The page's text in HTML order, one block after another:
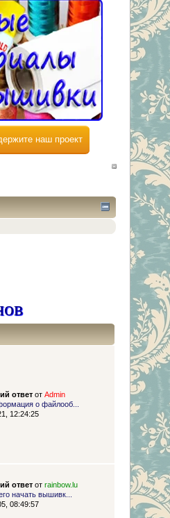
наш проект
ответот Admin
о файлооб...
12:24:25
ответот rainbow.lu
начать вышивк...
08:49:57